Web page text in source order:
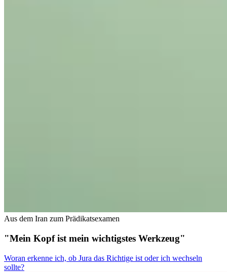
Aus dem Iran zum Prädikatsexamen
"Mein Kopf ist mein wichtigstes Werkzeug"
Woran erkenne ich, ob Jura das Richtige ist oder ich wechseln
sollte?